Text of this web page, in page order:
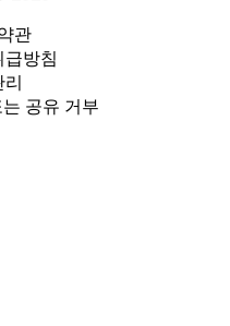
관
방침
리
공유 거부